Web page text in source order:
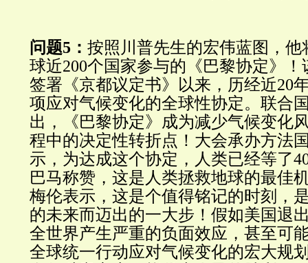
问题5： 按照川普先生的宏伟蓝图，他
球近200个国家参与的《巴黎协定》！
签署《京都议定书》以来，历经近20
项应对气候变化的全球性协定。联合
出，《巴黎协定》成为减少气候变化
程中的决定性转折点！大会承办方法
示，为达成这个协定，人类已经等了
巴马称赞，这是人类拯救地球的最佳
梅伦表示，这是个值得铭记的时刻，
的未来而迈出的一大步！假如美国退
全世界产生严重的负面效应，甚至可
全球统一行动应对气候变化的宏大规